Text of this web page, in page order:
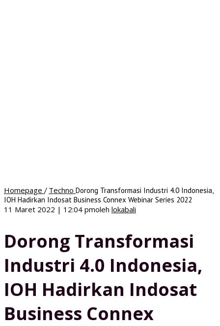
Homepage / Techno Dorong Transformasi Industri 4.0 Indonesia,
IOH Hadirkan Indosat Business Connex Webinar Series 2022
11 Maret 2022 | 12:04 pmoleh lokabali
Dorong Transformasi
Industri 4.0 Indonesia,
IOH Hadirkan Indosat
Business Connex